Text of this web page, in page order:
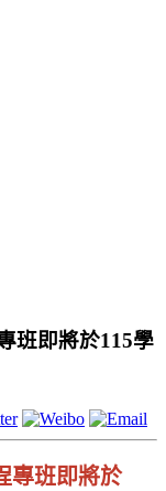
班即將於115學
專班即將於